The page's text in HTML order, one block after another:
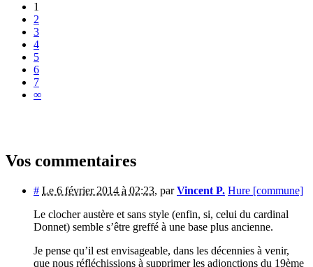
1
2
3
4
5
6
7
∞
Vos commentaires
# Le 6 février 2014 à 02:23, parVincent P. Hure [commune]
Le clocher austère et sans style (enfin, si, celui du cardinal
Donnet) semble s’être greffé à une base plus ancienne.
Je pense qu’il est envisageable, dans les décennies à venir,
que nous réfléchissions à supprimer les adjonctions du 19ème